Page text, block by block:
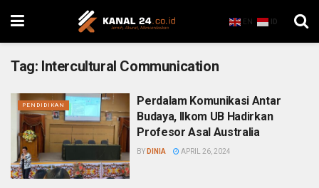
EN ID
Tag: Intercultural Communication
PENDIDIKAN
Perdalam Komunikasi Antar
Budaya, Ilkom UB Hadirkan
Profesor Asal Australia
BY DINIA APRIL 26, 2024